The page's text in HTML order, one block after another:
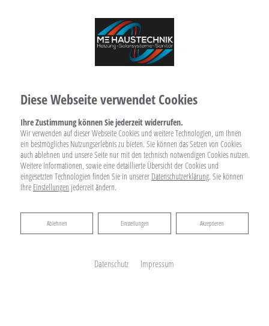
Diese Webseite verwendet Cookies
Ihre Zustimmung können Sie jederzeit widerrufen.
Wir verwenden auf dieser Webseite Cookies und weitere Technologien, um Ihnen
ein bestmögliches Nutzungserlebnis zu bieten. Sie können das Setzen von Cookies
auch ablehnen und unsere Seite nur mit den technisch notwendigen Cookies nutzen.
Weitere Informationen, sowie eine detaillierte Übersicht der Cookies und
eingesetzten Technologien finden Sie in unserer Datenschutzerklärung. Sie können
Ihre Einstellungen jederzeit ändern.
Akzeptieren
Einstellungen
Ablehnen
Ablehnen
Datenschutz Impressum